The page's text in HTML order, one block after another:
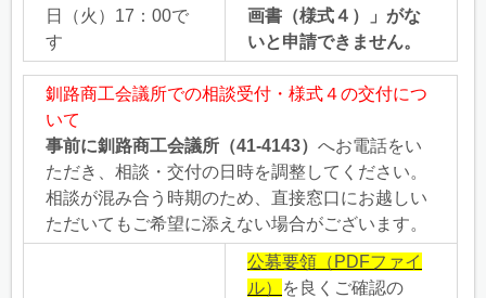
日（火）17：00で
す
画書（様式４）」がな
いと申請できません。
釧路商工会議所での相談受付・様式４の交付につ
いて
事前に釧路商工会議所（41-4143） へお電話をい
ただき、相談・交付の日時を調整してください。
相談が混み合う時期のため、直接窓口にお越しい
ただいてもご希望に添えない場合がございます。
公募要領（PDFファイ
ル）
を良くご確認の